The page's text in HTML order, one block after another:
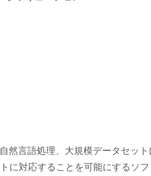
然言語処理、大規模データセッ
に対応することを可能にするソ